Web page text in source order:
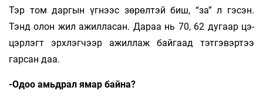
Тэр том даргын үгнээс зөрөлтэй биш, “за” л гэсэн.
Тэнд олон жил ажилласан. Дараа нь 70, 62 дугаар цэ­­
цэр­лэгт эрхлэгчээр ажиллаж байгаад тэт­гэвэр­тээ
гарсан даа.
-Одоо амьдрал ямар байна?